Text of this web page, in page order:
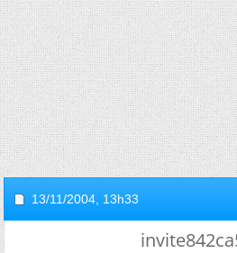
13/11/2004, 13h33